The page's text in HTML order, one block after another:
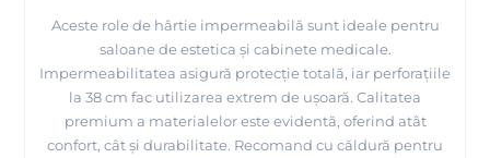
Aceste role de hârtie impermeabilă sunt ideale pentru
saloane de estetica și cabinete medicale.
Impermeabilitatea asigură protecție totală, iar perforațiile
la 38 cm fac utilizarea extrem de ușoară. Calitatea
premium a materialelor este evidentă, oferind atât
confort, cât și durabilitate. Recomand cu căldură pentru